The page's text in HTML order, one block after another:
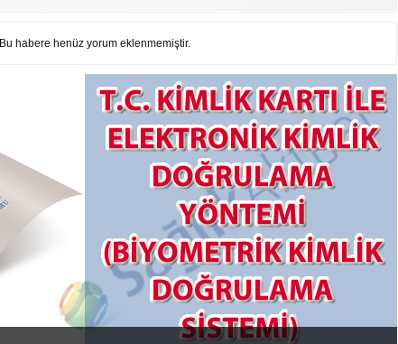
Bu habere henüz yorum eklenmemiştir.